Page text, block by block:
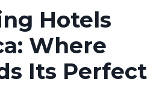
Hotels
Where
Its Perfect